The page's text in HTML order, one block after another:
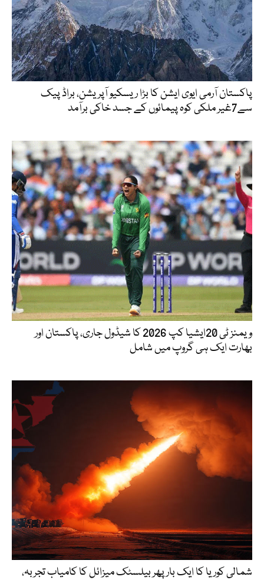
پاکستان آرمی ایوی ایشن کا بڑا ریسکیو آپریشن، براڈ پیک
سے7غیر ملکی کوہ پیمائوں کے جسد خاکی برآمد
ویمنز ٹی 20ایشیا کپ 2026 کا شیڈول جاری، پاکستان اور
بھارت ایک ہی گروپ میں شامل
شمالی کوریا کا ایک بار پھر بیلسٹک میزائل کا کامیاب تجربہ،